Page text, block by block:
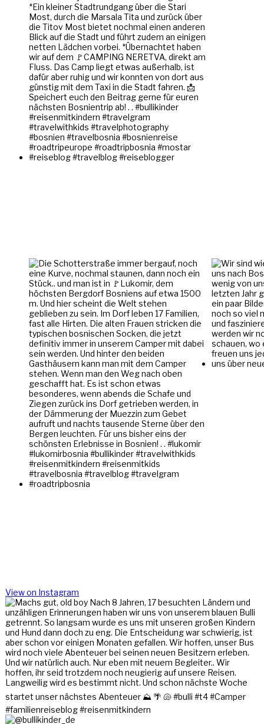
View on Instagram